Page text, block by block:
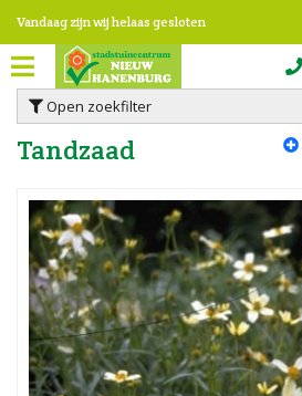
n
Vandaag zijn wij helaas gesloten
Open zoekfilter
Tandzaad